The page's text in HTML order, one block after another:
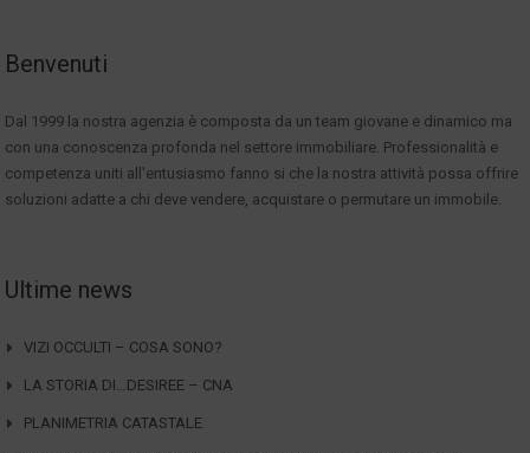
Benvenuti
Dal 1999 la nostra agenzia è composta da un team giovane e dinamico ma
con una conoscenza profonda nel settore immobiliare. Professionalità e
competenza uniti all'entusiasmo fanno si che la nostra attività possa offrire
soluzioni adatte a chi deve vendere, acquistare o permutare un immobile.
Ultime news
VIZI OCCULTI – COSA SONO?
LA STORIA DI…DESIREE – CNA
PLANIMETRIA CATASTALE